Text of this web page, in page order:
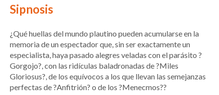
Sipnosis
¿Qué huellas del mundo plautino pueden acumularse en la
memoria de un espectador que, sin ser exactamente un
especialista, haya pasado alegres veladas con el parásito ?
Gorgojo?, con las ridículas baladronadas de ?Miles
Gloriosus?, de los equívocos a los que llevan las semejanzas
perfectas de ?Anfitrión? o de los ?Menecmos??